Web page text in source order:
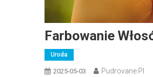
Farbowanie
Uroda
2025-05-03 Pudrovane.pl